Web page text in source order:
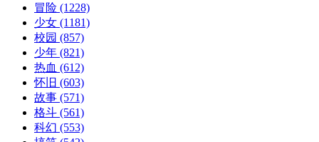
冒险 (1228)
少女 (1181)
校园 (857)
少年 (821)
热血 (612)
怀旧 (603)
故事 (571)
格斗 (561)
科幻 (553)